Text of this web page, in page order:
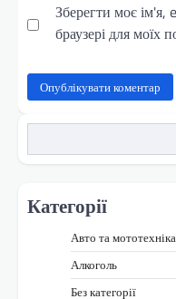
Зберегти моє ім'я,
браузері для моїх
Категорії
Авто та мототехніка
Алкоголь
Без категорії